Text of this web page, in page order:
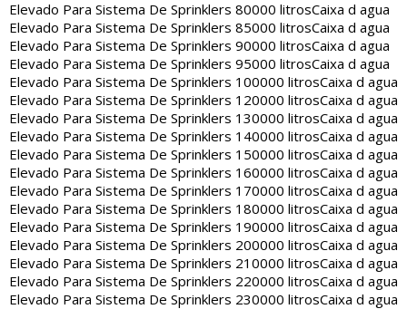
Elevado Para Sistema De Sprinklers 80000 litrosCaixa d agua
Elevado Para Sistema De Sprinklers 85000 litrosCaixa d agua
Elevado Para Sistema De Sprinklers 90000 litrosCaixa d agua
Elevado Para Sistema De Sprinklers 95000 litrosCaixa d agua
Elevado Para Sistema De Sprinklers 100000 litrosCaixa d agua
Elevado Para Sistema De Sprinklers 120000 litrosCaixa d agua
Elevado Para Sistema De Sprinklers 130000 litrosCaixa d agua
Elevado Para Sistema De Sprinklers 140000 litrosCaixa d agua
Elevado Para Sistema De Sprinklers 150000 litrosCaixa d agua
Elevado Para Sistema De Sprinklers 160000 litrosCaixa d agua
Elevado Para Sistema De Sprinklers 170000 litrosCaixa d agua
Elevado Para Sistema De Sprinklers 180000 litrosCaixa d agua
Elevado Para Sistema De Sprinklers 190000 litrosCaixa d agua
Elevado Para Sistema De Sprinklers 200000 litrosCaixa d agua
Elevado Para Sistema De Sprinklers 210000 litrosCaixa d agua
Elevado Para Sistema De Sprinklers 220000 litrosCaixa d agua
Elevado Para Sistema De Sprinklers 230000 litrosCaixa d agua